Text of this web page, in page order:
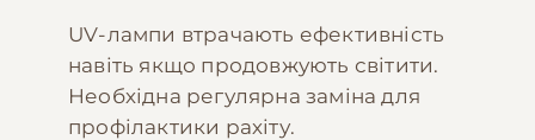
UV-лампи втрачають ефективність
навіть якщо продовжують світити.
Необхідна регулярна заміна для
профілактики рахіту.